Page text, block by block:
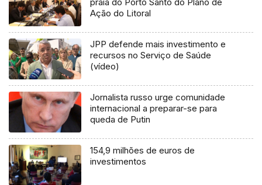
Ação do Litoral
JPP defende mais investimento e
recursos no Serviço de Saúde
(vídeo)
Jornalista russo urge comunidade
internacional a preparar-se para
queda de Putin
154,9 milhões de euros de
investimentos